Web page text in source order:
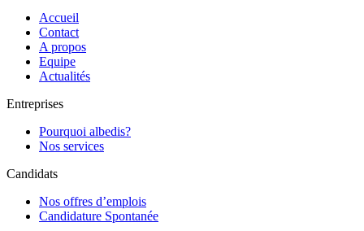
Accueil
Contact
A propos
Equipe
Actualités
Entreprises
Pourquoi albedis?
Nos services
Candidats
Nos offres d’emplois
Candidature Spontanée